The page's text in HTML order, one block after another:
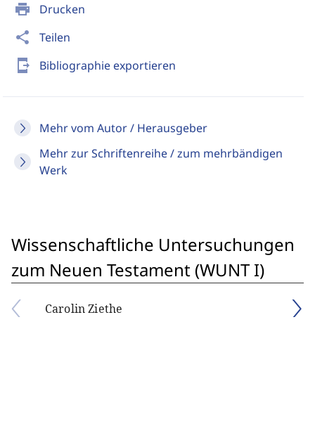
print Drucken
share Teilen
send_to_mobile Bibliographie exportieren
Mehr vom Autor / Herausgeber
Mehr zur Schriftenreihe / zum mehrbändigen
Werk
Wissenschaftliche Untersuchungen
zum Neuen Testament (WUNT I)
Carolin Ziethe